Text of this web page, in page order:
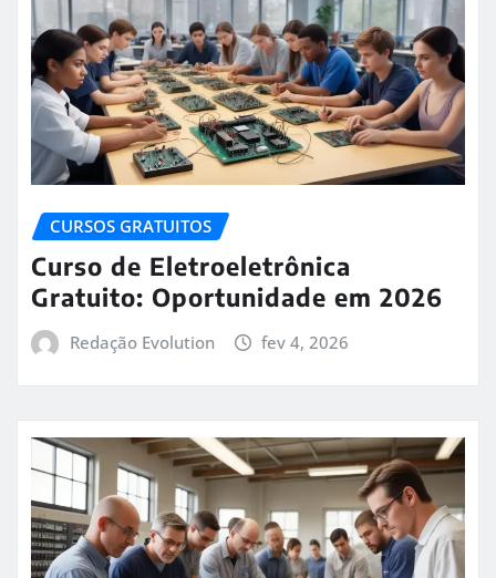
CURSOS GRATUITOS
Curso de Eletroeletrônica
Gratuito: Oportunidade em 2026
Redação Evolution fev 4, 2026